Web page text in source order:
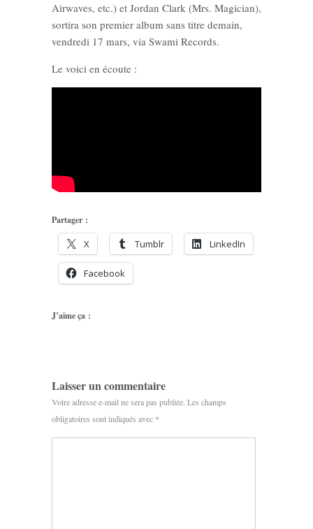
Airwaves, etc.) et Jordan Clark (Mrs. Magician),
sortira son premier album sans titre demain,
vendredi 17 mars, via Swami Records.
Le voici en écoute :
Partager :
X Tumblr LinkedIn
Facebook
J’aime ça :
Laisser un commentaire
Votre adresse e-mail ne sera pas publiée. Les champs
obligatoires sont indiqués avec *